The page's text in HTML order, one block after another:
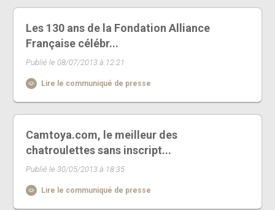
Les 130 ans de la Fondation Alliance
Française célébr...
Publié le 08/07/2013 à 12:21
Lire le communiqué de presse
Camtoya.com, le meilleur des
chatroulettes sans inscript...
Publié le 30/05/2013 à 18:35
Lire le communiqué de presse